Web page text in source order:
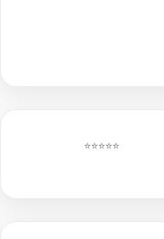
⭐⭐⭐⭐⭐